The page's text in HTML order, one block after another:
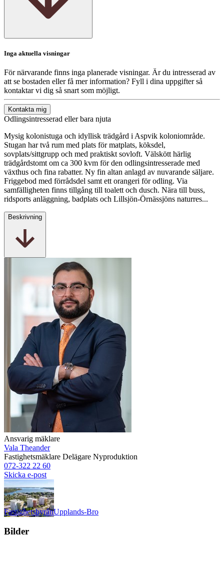
Inga aktuella visningar
För närvarande finns inga planerade visningar. Är du intresserad av
att se bostaden eller få mer information? Fyll i dina uppgifter så
kontaktar vi dig så snart som möjligt.
Kontakta mig
Odlingsintresserad eller bara njuta
Mysig kolonistuga och idyllisk trädgård i Aspvik koloniområde.
Stugan har två rum med plats för matplats, köksdel,
sovplats/sittgrupp och med praktiskt sovloft. Välskött härlig
trädgårdstomt om ca 300 kvm för den odlingsintresserade med
växthus och fina rabatter. Ny fin altan anlagd av nuvarande säljare.
Friggebod med förrådsdel samt ett orangeri för odling. Via
samfälligheten finns tillgång till toalett och dusch. Nära till buss,
ridsports anläggning, badplats och Lillsjön-Örnässjöns naturres...
Beskrivning
Ansvarig mäklare
Vala Theander
Fastighetsmäklare Delägare Nyproduktion
072-322 22 60
Skicka e-post
FastighetsbyrånUpplands-Bro
Bilder